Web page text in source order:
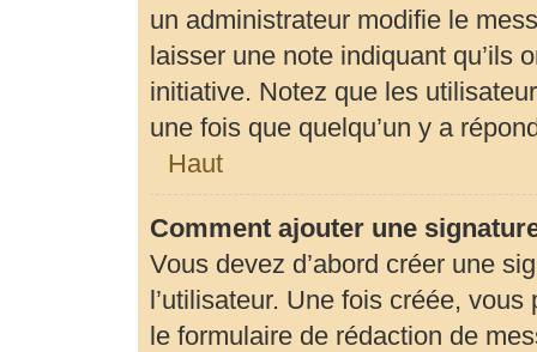
un administrateur modifie le
laisser une note indiquant qu’ils
initiative. Notez que les
une fois que quelqu’un y a
Haut
Comment ajouter une
Vous devez d’abord créer une
l’utilisateur. Une fois créée,
le formulaire de rédaction de